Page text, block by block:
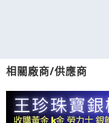
相關廠商/供應商